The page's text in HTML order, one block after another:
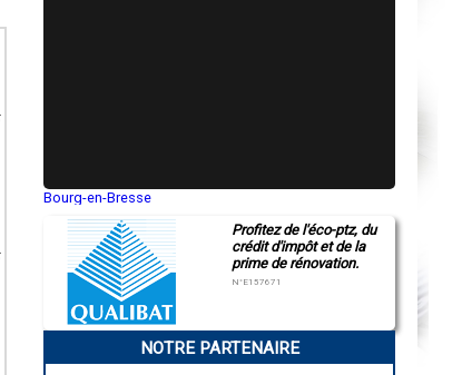
Bourg-en-Bresse
Montluçon
Manosque
Gap
Charleville-Mézières
Pamiers
Narbonne
Profitez de l'éco-ptz, du
crédit d'impôt et de la
prime de rénovation.
N°E157671
NOTRE PARTENAIRE